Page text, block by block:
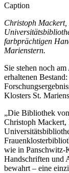
Caption
Christoph Mackert,
farbprächtigen
Marienstern.
Sie stehen noch
erhaltenen
Klosters St.
„Die Bibliothek
Christoph Mackert,
wie in Panschwitz-
Handschriften und
bewahrt – eine